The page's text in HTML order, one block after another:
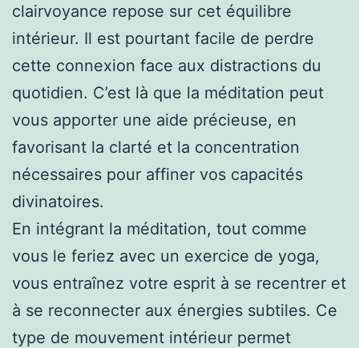
clairvoyance repose sur cet équilibre
intérieur. Il est pourtant facile de perdre
cette connexion face aux distractions du
quotidien. C’est là que la méditation peut
vous apporter une aide précieuse, en
favorisant la clarté et la concentration
nécessaires pour affiner vos capacités
divinatoires.
En intégrant la méditation, tout comme
vous le feriez avec un exercice de yoga,
vous entraînez votre esprit à se recentrer et
à se reconnecter aux énergies subtiles. Ce
type de mouvement intérieur permet